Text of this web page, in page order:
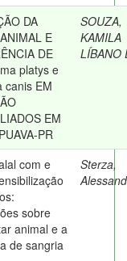
DA
E
DE
platys e
canis EM
EM
PR
SOUZA,
KAMILA
LÍBANO
com e
sobre
animal e a
de sangria
Sterza,